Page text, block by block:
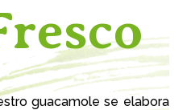
guacamole se elabora